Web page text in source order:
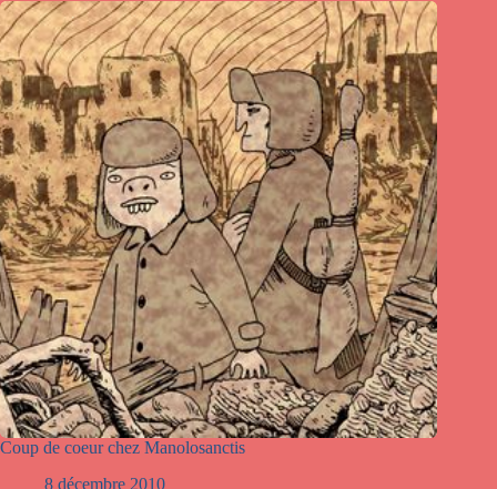
Coup de coeur chez Manolosanctis
8 décembre 2010